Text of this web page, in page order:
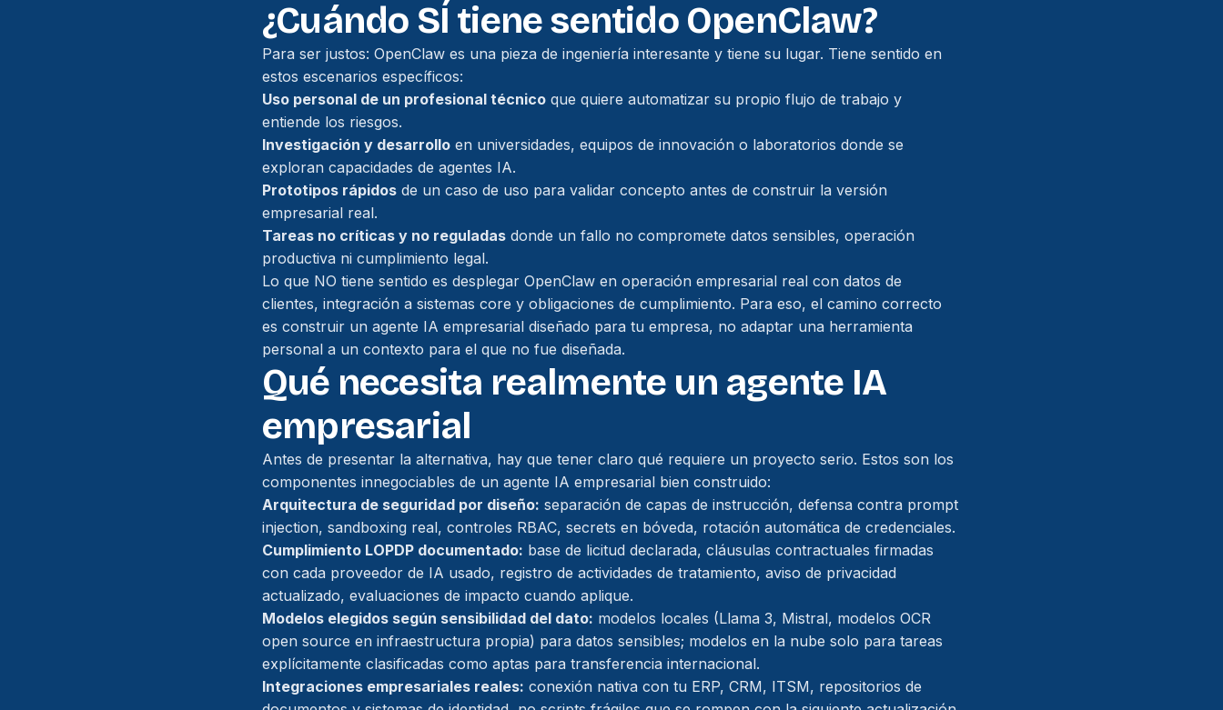
¿Cuándo SÍ tiene sentido OpenClaw?
Para ser justos: OpenClaw es una pieza de ingeniería interesante y tiene su lugar. Tiene sentido en
estos escenarios específicos:
Uso personal de un profesional técnico que quiere automatizar su propio flujo de trabajo y
entiende los riesgos.
Investigación y desarrollo en universidades, equipos de innovación o laboratorios donde se
exploran capacidades de agentes IA.
Prototipos rápidos de un caso de uso para validar concepto antes de construir la versión
empresarial real.
Tareas no críticas y no reguladas donde un fallo no compromete datos sensibles, operación
productiva ni cumplimiento legal.
Lo que NO tiene sentido es desplegar OpenClaw en operación empresarial real con datos de
clientes, integración a sistemas core y obligaciones de cumplimiento. Para eso, el camino correcto
es construir un agente IA empresarial diseñado para tu empresa, no adaptar una herramienta
personal a un contexto para el que no fue diseñada.
Qué necesita realmente un agente IA
empresarial
Antes de presentar la alternativa, hay que tener claro qué requiere un proyecto serio. Estos son los
componentes innegociables de un agente IA empresarial bien construido:
Arquitectura de seguridad por diseño: separación de capas de instrucción, defensa contra prompt
injection, sandboxing real, controles RBAC, secrets en bóveda, rotación automática de credenciales.
Cumplimiento LOPDP documentado: base de licitud declarada, cláusulas contractuales firmadas
con cada proveedor de IA usado, registro de actividades de tratamiento, aviso de privacidad
actualizado, evaluaciones de impacto cuando aplique.
Modelos elegidos según sensibilidad del dato: modelos locales (Llama 3, Mistral, modelos OCR
open source en infraestructura propia) para datos sensibles; modelos en la nube solo para tareas
explícitamente clasificadas como aptas para transferencia internacional.
Integraciones empresariales reales: conexión nativa con tu ERP, CRM, ITSM, repositorios de